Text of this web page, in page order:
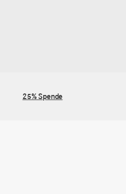
25% Spende